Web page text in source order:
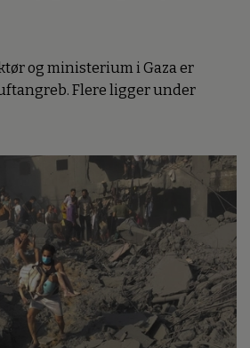
og ministerium i Gaza er
Flere ligger under